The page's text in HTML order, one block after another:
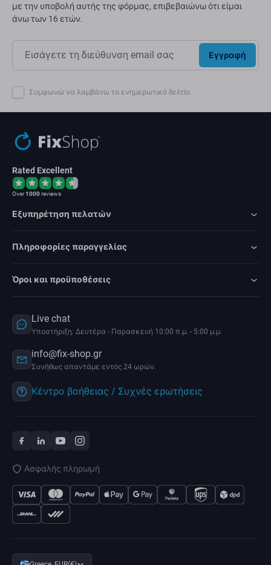
με την υποβολή αυτής της φόρμας, επιβεβαιώνω ότι είμαι
άνω των 16 ετών.
Εγγραφή
Συμφωνώ να λαμβάνω το ενημερωτικό δελτίο.
Rated Excellent
Over1000reviews
Εξυπηρέτηση πελατών
Πληροφορίες παραγγελίας
Όροι και προϋποθέσεις
Live chat
Υποστήριξη: Δευτέρα - Παρασκευή 10:00 π.μ. - 5:00 μ.μ.
info@fix-shop.gr
Συνήθως απαντάμε εντός 24 ωρών.
Κέντρο βοήθειας / Συχνές ερωτήσεις
Ασφαλής πληρωμή